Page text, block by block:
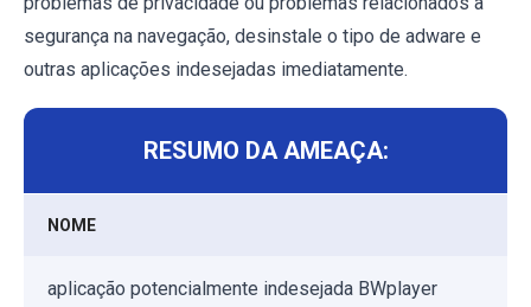
segurança na navegação, desinstale o tipo de adware e
outras aplicações indesejadas imediatamente.
RESUMO DA AMEAÇA:
NOME
aplicação potencialmente indesejada BWplayer